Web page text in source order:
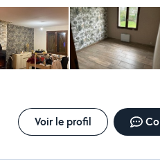
Voir le profil